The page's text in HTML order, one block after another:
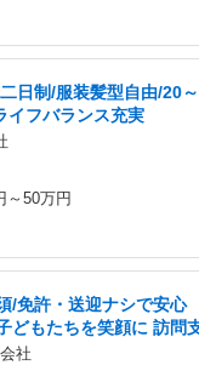
日制/服装髪型自由/20
イフバランス充実
～50万円
/免許・送迎ナシで安心
どもたちを笑顔に 訪問
社